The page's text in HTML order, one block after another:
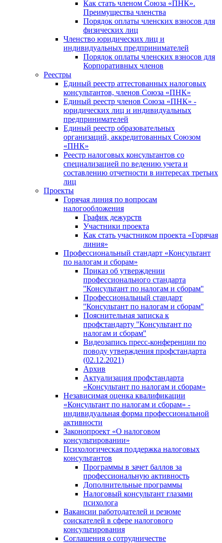
Как стать членом Союза «ПНК».
Преимущества членства
Порядок оплаты членских взносов для
физических лиц
Членство юридических лиц и
индивидуальных предпринимателей
Порядок оплаты членских взносов для
Корпоративных членов
Реестры
Единый реестр аттестованных налоговых
консультантов, членов Союза «ПНК»
Единый реестр членов Союза «ПНК» -
юридических лиц и индивидуальных
предпринимателей
Единый реестр образовательных
организаций, аккредитованных Союзом
«ПНК»
Реестр налоговых консультантов со
специализацией по ведению учета и
составлению отчетности в интересах третьих
лиц
Проекты
Горячая линия по вопросам
налогообложения
График дежурств
Участники проекта
Как стать участником проекта «Горячая
линия»
Профессиональный стандарт «Консультант
по налогам и сборам»
Приказ об утверждении
профессионального стандарта
''Консультант по налогам и сборам''
Профессиональный стандарт
''Консультант по налогам и сборам''
Пояснительная записка к
профстандарту ''Консультант по
налогам и сборам''
Видеозапись пресс-конференции по
поводу утверждения профстандарта
(02.12.2021)
Архив
Актуализация профстандарта
«Консультант по налогам и сборам»
Независимая оценка квалификации
«Консультант по налогам и сборам» -
индивидуальная форма профессиональной
активности
Законопроект «О налоговом
консультировании»
Психологическая поддержка налоговых
консультантов
Программы в зачет баллов за
профессиональную активность
Дополнительные программы
Налоговый консультант глазами
психолога
Вакансии работодателей и резюме
соискателей в сфере налогового
консультирования
Соглашения о сотрудничестве